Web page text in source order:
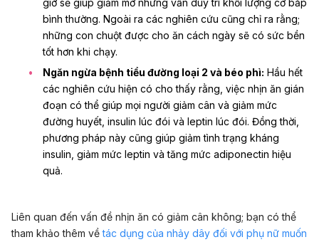
giờ sẽ giúp giảm mỡ nhưng vẫn duy trì khối lượng cơ bắp
bình thường. Ngoài ra các nghiên cứu cũng chỉ ra rằng;
những con chuột được cho ăn cách ngày sẽ có sức bền
tốt hơn khi chạy.
Ngăn ngừa bệnh tiểu đường loại 2 và béo phì: Hầu hết
các nghiên cứu hiện có cho thấy rằng, việc nhịn ăn gián
đoạn có thể giúp mọi người giảm cân và giảm mức
đường huyết, insulin lúc đói và leptin lúc đói. Đồng thời,
phương pháp này cũng giúp giảm tình trạng kháng
insulin, giảm mức leptin và tăng mức adiponectin hiệu
quả.
Liên quan đến vấn đề nhịn ăn có giảm cân không; bạn có thể
tham khảo thêm vềtác dụng của nhảy dây đối với phụ nữ muốn